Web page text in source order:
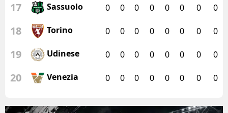
17 Sassuolo 0 0 0 0 0 0 0 0
18 Torino 0 0 0 0 0 0 0 0
19 Udinese 0 0 0 0 0 0 0 0
20 Venezia 0 0 0 0 0 0 0 0